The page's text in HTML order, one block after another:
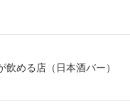
める店（日本酒バー）